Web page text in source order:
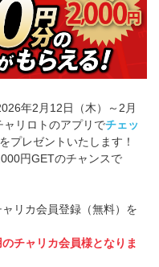
年2月12日（木）～2月
リロトのアプリでチェッ
プレゼントいたします！
円GETのチャンスで
リカ会員登録（無料）を
チャリカ会員様となりま